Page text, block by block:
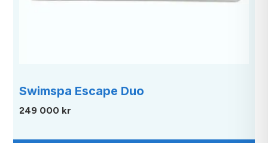
Swimspa Escape Duo
249 000 kr